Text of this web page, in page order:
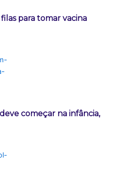
para tomar vacina
começar na infância,